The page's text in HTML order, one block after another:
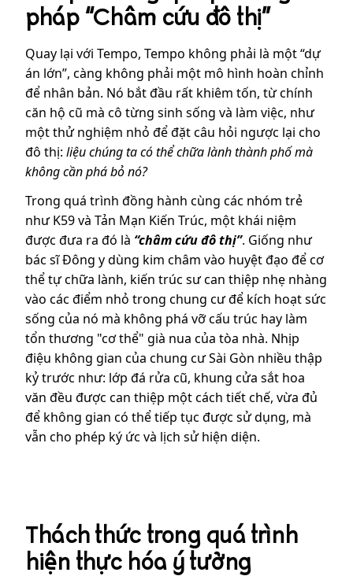
pháp “Châm cứu đô thị”
Quay lại với Tempo, Tempo không phải là một “dự
án lớn”, càng không phải một mô hình hoàn chỉnh
để nhân bản. Nó bắt đầu rất khiêm tốn, từ chính
căn hộ cũ mà cô từng sinh sống và làm việc, như
một thử nghiệm nhỏ để đặt câu hỏi ngược lại cho
đô thị: liệu chúng ta có thể chữa lành thành phố mà
không cần phá bỏ nó?
Trong quá trình đồng hành cùng các nhóm trẻ
như K59 và Tản Mạn Kiến Trúc, một khái niệm
được đưa ra đó là “châm cứu đô thị”. Giống như
bác sĩ Đông y dùng kim châm vào huyệt đạo để cơ
thể tự chữa lành, kiến trúc sư can thiệp nhẹ nhàng
vào các điểm nhỏ trong chung cư để kích hoạt sức
sống của nó mà không phá vỡ cấu trúc hay làm
tổn thương "cơ thể" già nua của tòa nhà. Nhịp
điệu không gian của chung cư Sài Gòn nhiều thập
kỷ trước như: lớp đá rửa cũ, khung cửa sắt hoa
văn đều được can thiệp một cách tiết chế, vừa đủ
để không gian có thể tiếp tục được sử dụng, mà
vẫn cho phép ký ức và lịch sử hiện diện.
Thách thức trong quá trình
hiện thực hóa ý tưởng